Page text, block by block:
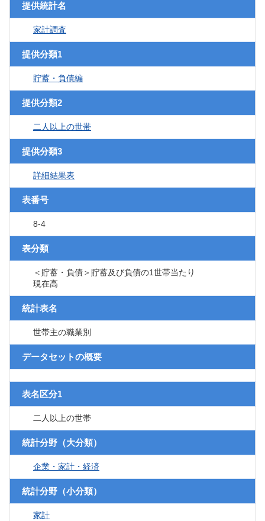
提供統計名
家計調査
提供分類1
貯蓄・負債編
提供分類2
二人以上の世帯
提供分類3
詳細結果表
表番号
8-4
表分類
＜貯蓄・負債＞貯蓄及び負債の1世帯当たり
現在高
統計表名
世帯主の職業別
データセットの概要
表名区分1
二人以上の世帯
統計分野（大分類）
企業・家計・経済
統計分野（小分類）
家計